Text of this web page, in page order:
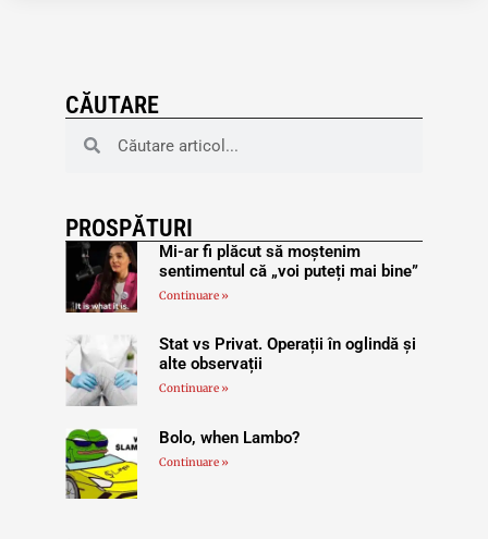
CĂUTARE
PROSPĂTURI
Mi-ar fi plăcut să moștenim
sentimentul că „voi puteți mai bine”
Continuare »
Stat vs Privat. Operații în oglindă și
alte observații
Continuare »
Bolo, when Lambo?
Continuare »